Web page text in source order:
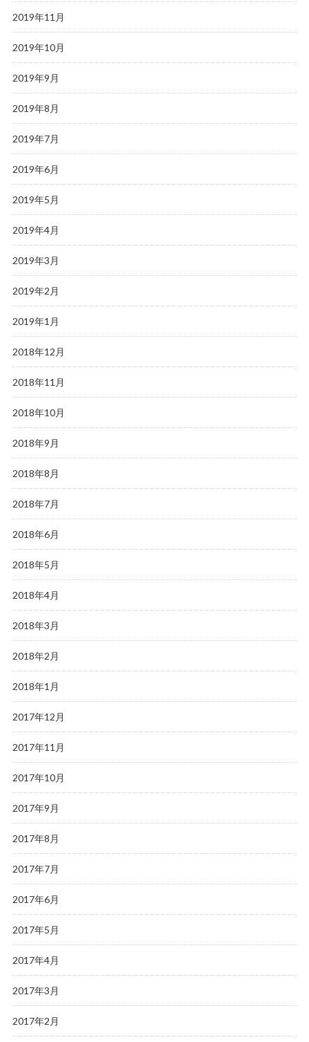
2019年11月
2019年10月
2019年9月
2019年8月
2019年7月
2019年6月
2019年5月
2019年4月
2019年3月
2019年2月
2019年1月
2018年12月
2018年11月
2018年10月
2018年9月
2018年8月
2018年7月
2018年6月
2018年5月
2018年4月
2018年3月
2018年2月
2018年1月
2017年12月
2017年11月
2017年10月
2017年9月
2017年8月
2017年7月
2017年6月
2017年5月
2017年4月
2017年3月
2017年2月